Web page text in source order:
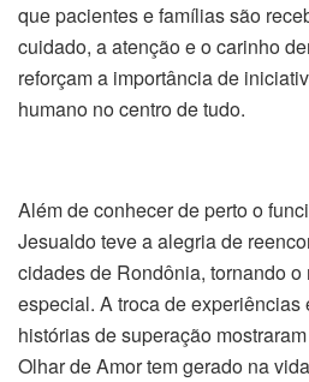
que pacientes e famílias são
cuidado, a atenção e o carinho
reforçam a importância de
humano no centro de tudo.
Além de conhecer de perto o
Jesualdo teve a alegria de
cidades de Rondônia, tornando
especial. A troca de experiências
histórias de superação
Olhar de Amor tem gerado na